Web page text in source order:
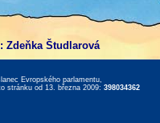
Zdeňka Študlarová
Evropského parlamentu,
stránku od 13. března 2009: 398034362